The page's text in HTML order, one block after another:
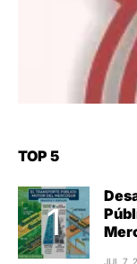
TOP 5
JUL 7,